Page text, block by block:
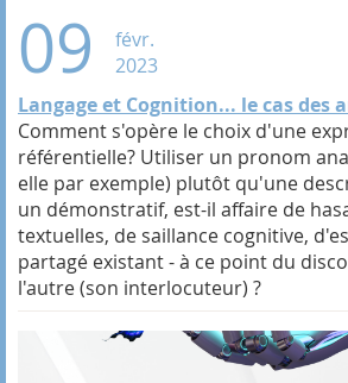
09
févr.
2023
Langage et Cognition... le cas des
Comment s'opère le choix d'une
référentielle? Utiliser un pronom
elle par exemple) plutôt qu'une
un démonstratif, est-il affaire de
textuelles, de saillance cognitive,
partagé existant - à ce point du
l'autre (son interlocuteur) ?